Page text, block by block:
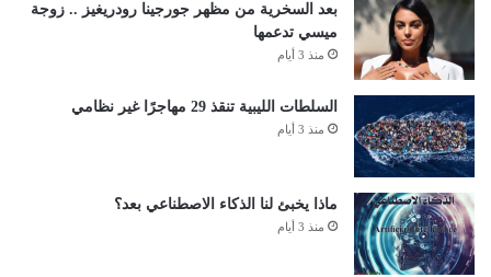
بعد السخرية من مظهر جورجينا رودريغيز .. زوجة
ميسي تدعمها
منذ 3 أيام
السلطات الليبية تنقذ 29 مهاجرًا غير نظامي
منذ 3 أيام
ماذا يخبئ لنا الذكاء الاصطناعي بعد؟
منذ 3 أيام